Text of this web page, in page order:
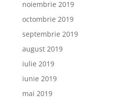
noiembrie 2019
octombrie 2019
septembrie 2019
august 2019
iulie 2019
iunie 2019
mai 2019